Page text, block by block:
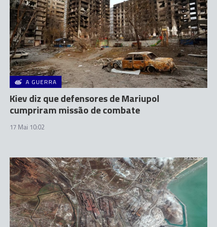
A GUERRA
Kiev diz que defensores de Mariupol
cumpriram missão de combate
17 Mai 10:02